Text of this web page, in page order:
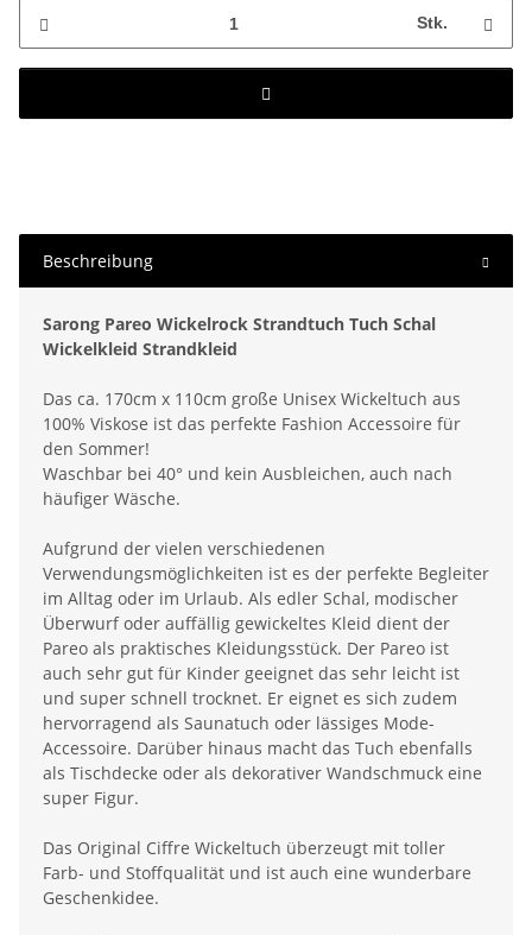
Stk.
Beschreibung
Sarong Pareo Wickelrock Strandtuch Tuch Schal
Wickelkleid Strandkleid
Das ca. 170cm x 110cm große Unisex Wickeltuch aus
100% Viskose ist das perfekte Fashion Accessoire für
den Sommer!
Waschbar bei 40° und kein Ausbleichen, auch nach
häufiger Wäsche.
Aufgrund der vielen verschiedenen
Verwendungsmöglichkeiten ist es der perfekte Begleiter
im Alltag oder im Urlaub. Als edler Schal, modischer
Überwurf oder auffällig gewickeltes Kleid dient der
Pareo als praktisches Kleidungsstück. Der Pareo ist
auch sehr gut für Kinder geeignet das sehr leicht ist
und super schnell trocknet. Er eignet es sich zudem
hervorragend als Saunatuch oder lässiges Mode-
Accessoire. Darüber hinaus macht das Tuch ebenfalls
als Tischdecke oder als dekorativer Wandschmuck eine
super Figur.
Das Original Ciffre Wickeltuch überzeugt mit toller
Farb- und Stoffqualität und ist auch eine wunderbare
Geschenkidee.